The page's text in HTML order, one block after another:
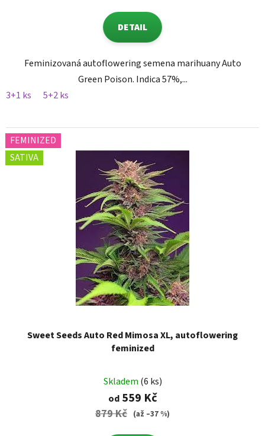
DETAIL
Feminizovaná autoflowering semena marihuany Auto
Green Poison. Indica 57%,...
3+1 ks
5+2 ks
FEMINIZED
SATIVA
Sweet Seeds Auto Red Mimosa XL, autoflowering
feminized
Skladem (6 ks)
od559 Kč
879 Kč (až –37 %)